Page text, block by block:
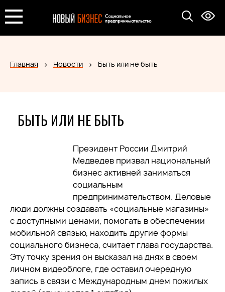
Главная Новости Быть или не быть
БЫТЬ ИЛИ НЕ БЫТЬ
Президент России Дмитрий
Медведев призвал национальный
бизнес активней заниматься
социальным
предпринимательством. Деловые
люди должны создавать «социальные магазины»
с доступными ценами, помогать в обеспечении
мобильной связью, находить другие формы
социального бизнеса, считает глава государства.
Эту точку зрения он высказал на днях в своем
личном видеоблоге, где оставил очередную
запись в связи с Международным днем пожилых